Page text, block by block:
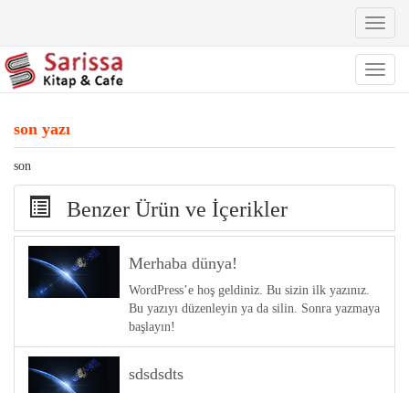
Toggle
Toggle
son yazı
son
Benzer Ürün ve İçerikler
Merhaba dünya!
WordPress’e hoş geldiniz. Bu sizin ilk yazınız.
Bu yazıyı düzenleyin ya da silin. Sonra yazmaya
başlayın!
sdsdsdts